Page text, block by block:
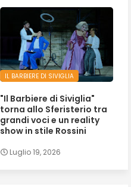
IL BARBIERE DI SIVIGLIA
"Il Barbiere di Siviglia"
torna allo Sferisterio tra
grandi voci e un reality
show in stile Rossini
Luglio 19, 2026